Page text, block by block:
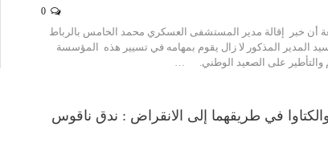
أن خبر إقالة مدير المستشفى العسكري محمد الخامس بالرباط
المدير المذكور لا زال يقوم بمهامه في تسيير هذه المؤسسة
والتأطير على الصعيد الوطني. …
والكتاوا في طريقهما إلى الانقراض : ندق ناقوس